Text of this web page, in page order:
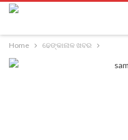
Home ଢେଙ୍କାନାଳ ଖବର